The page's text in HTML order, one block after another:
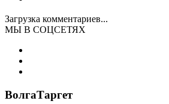
Загрузка комментариев...
МЫ В СОЦСЕТЯХ
ВолгаТаргет